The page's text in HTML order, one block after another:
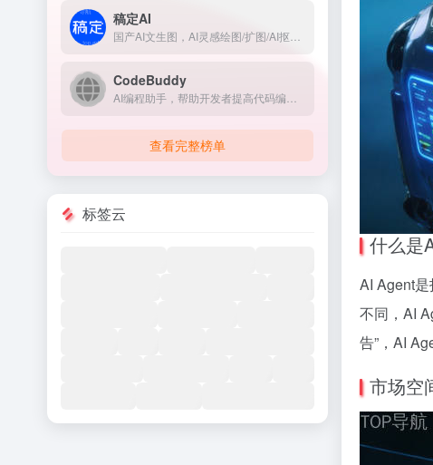
什么是
AI Agent
不同，AI
告”，AI
市场空
稿定AI
CodeBuddy
查看完整榜单
标签云